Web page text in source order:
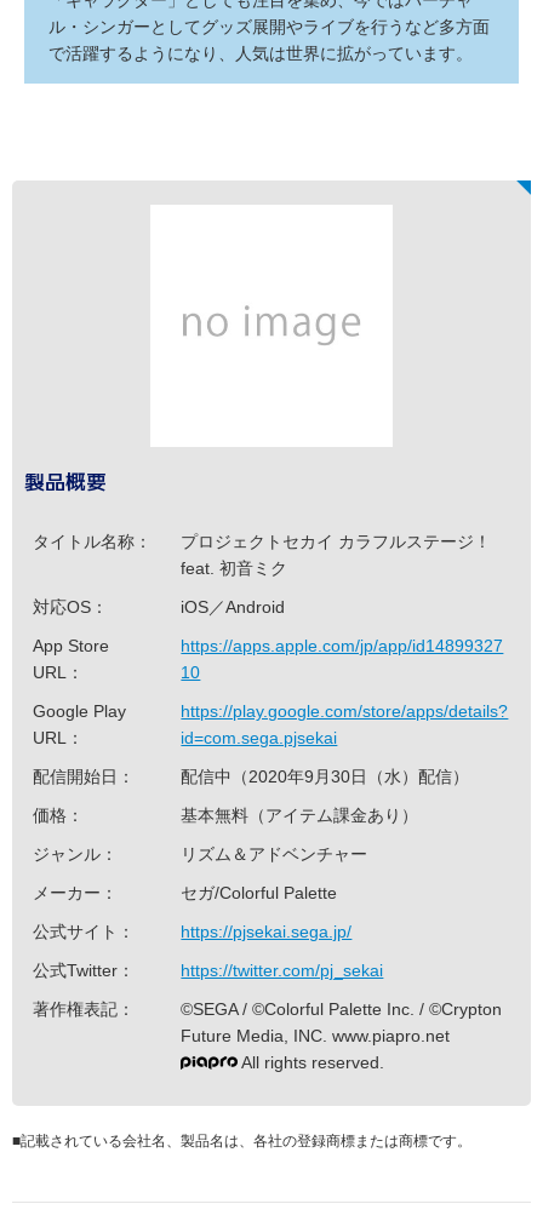
ル・シンガーとしてグッズ展開やライブを行うなど多方面
で活躍するようになり、人気は世界に拡がっています。
製品概要
タイトル名称：
プロジェクトセカイ カラフルステージ！
feat. 初音ミク
対応OS：
iOS／Android
App Store
URL：
https://apps.apple.com/jp/app/id14899327
10
Google Play
URL：
https://play.google.com/store/apps/details?
id=com.sega.pjsekai
配信開始日：
配信中（2020年9月30日（水）配信）
価格：
基本無料（アイテム課金あり）
ジャンル：
リズム＆アドベンチャー
メーカー：
セガ/Colorful Palette
公式サイト：
https://pjsekai.sega.jp/
公式Twitter：
https://twitter.com/pj_sekai
著作権表記：
©SEGA / ©Colorful Palette Inc. / ©Crypton
Future Media, INC. www.piapro.net
All rights reserved.
■記載されている会社名、製品名は、各社の登録商標または商標です。